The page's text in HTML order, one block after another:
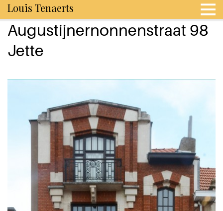
Louis Tenaerts
Augustijnernonnenstraat 98
Jette